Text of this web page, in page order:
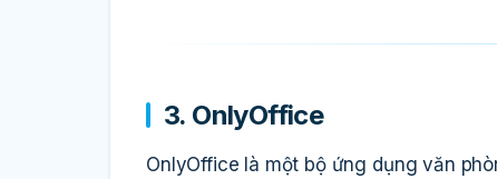
3. OnlyOffice
OnlyOffice là một bộ ứng dụng văn